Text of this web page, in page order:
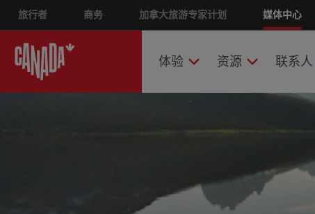
Skip
main
content
旅行者 商务 加拿大旅游专家计划 媒体中心
Main nav
体验 资源 联系人